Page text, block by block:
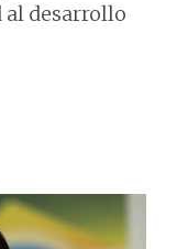
al desarrollo